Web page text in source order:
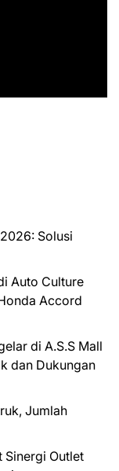
Solusi
Auto Culture
Accord
di A.S.S Mall
dan Dukungan
Jumlah
Sinergi Outlet